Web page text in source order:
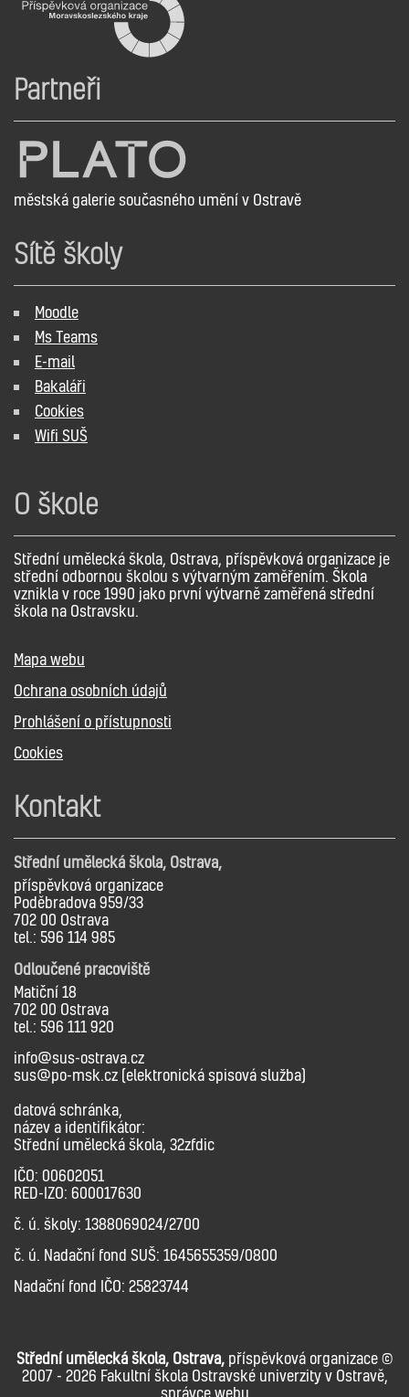
Partneři
městská galerie současného umění v Ostravě
Sítě školy
Moodle
Ms Teams
E-mail
Bakaláři
Cookies
Wifi SUŠ
O škole
Střední umělecká škola, Ostrava, příspěvková organizace je
střední odbornou školou s výtvarným zaměřením. Škola
vznikla v roce 1990 jako první výtvarně zaměřená střední
škola na Ostravsku.
Mapa webu
Ochrana osobních údajů
Prohlášení o přístupnosti
Cookies
Kontakt
Střední umělecká škola, Ostrava,
příspěvková organizace
Poděbradova 959/33
702 00 Ostrava
tel.: 596 114 985
Odloučené pracoviště
Matiční 18
702 00 Ostrava
tel.: 596 111 920
info@sus-ostrava.cz
sus@po-msk.cz (elektronická spisová služba)
datová schránka,
název a identifikátor:
Střední umělecká škola, 32zfdic
IČO: 00602051
RED-IZO: 600017630
č. ú. školy: 1388069024/2700
č. ú. Nadační fond SUŠ: 1645655359/0800
Nadační fond IČO: 25823744
Střední umělecká škola, Ostrava, příspěvková organizace ©
2007 - 2026 Fakultní škola Ostravské univerzity v Ostravě,